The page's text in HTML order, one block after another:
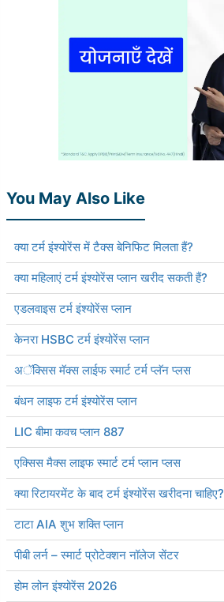
You May Also Like
क्या टर्म इंश्योरेंस में टैक्स बेनिफिट मिलता हैं?
क्या महिलाएं टर्म इंश्योरेंस प्लान खरीद सकती हैं?
एडलवाइस टर्म इंश्योरेंस प्लान
केनरा HSBC टर्म इंश्योरेंस प्लान
अॅक्सिस मॅक्स लाईफ स्मार्ट टर्म प्लॅन प्लस
बंधन लाइफ टर्म इंश्योरेंस प्लान
LIC बीमा कवच प्लान 887
एक्सिस मैक्स लाइफ स्मार्ट टर्म प्लान प्लस
क्या रिटायरमेंट के बाद टर्म इंश्योरेंस खरीदना चाहिए?
टाटा AIA शुभ शक्ति प्लान
पीबी लर्न – स्मार्ट प्रोटेक्शन नॉलेज सेंटर
होम लोन इंश्योरेंस 2026